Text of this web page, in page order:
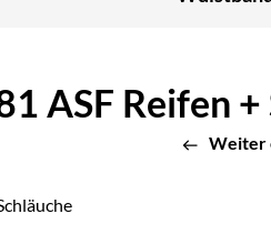
ASF Reifen
Weiter